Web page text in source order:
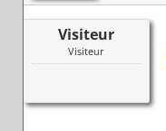
Visiteur
Visiteur